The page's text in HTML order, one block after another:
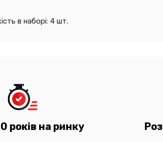
в наборі: 4 шт.
років на ринку